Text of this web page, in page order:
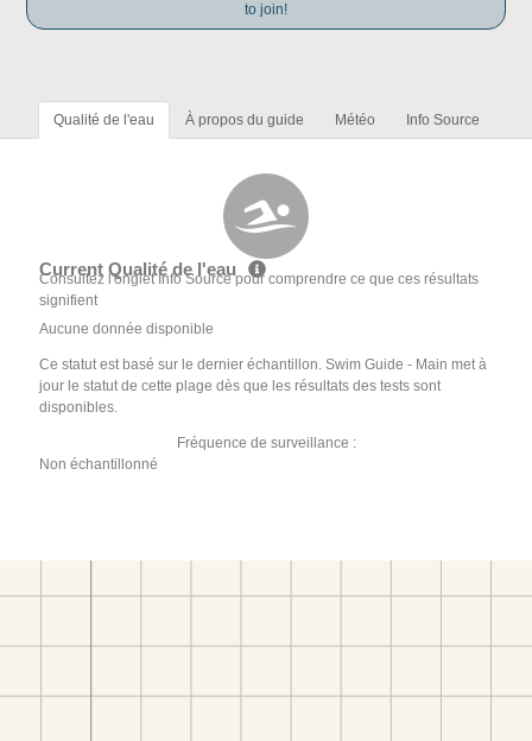
to join!
Qualité de l'eau À propos du guide Météo Info Source
Current Qualité de l'eau
Consultez l'onglet Info Source pour comprendre ce que ces résultats
signifient
Aucune donnée disponible
Ce statut est basé sur le dernier échantillon. Swim Guide - Main met à
jour le statut de cette plage dès que les résultats des tests sont
disponibles.
Fréquence de surveillance :
Non échantillonné